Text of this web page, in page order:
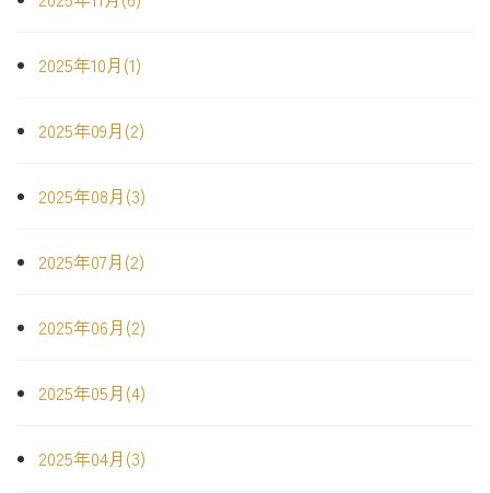
2025年10月(1)
2025年09月(2)
2025年08月(3)
2025年07月(2)
2025年06月(2)
2025年05月(4)
2025年04月(3)